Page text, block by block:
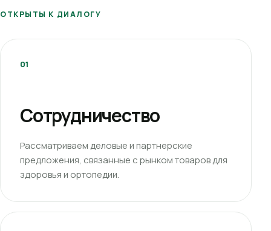
ОТКРЫТЫ К ДИАЛОГУ
01
Сотрудничество
Рассматриваем деловые и партнерские
предложения, связанные с рынком товаров для
здоровья и ортопедии.